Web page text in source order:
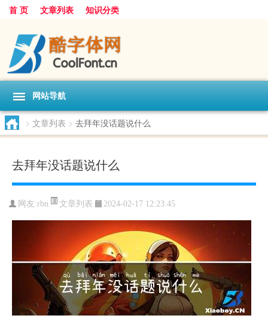
首 页 文章列表 知识分类
网站导航
> 文章列表 > 去拜年没话题说什么
去拜年没话题说什么
网友:rbn 文章列表 2024-02-17 12:23:45